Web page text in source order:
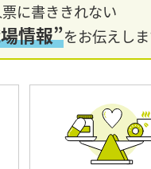
に書ききれない
情報”をお伝えしま